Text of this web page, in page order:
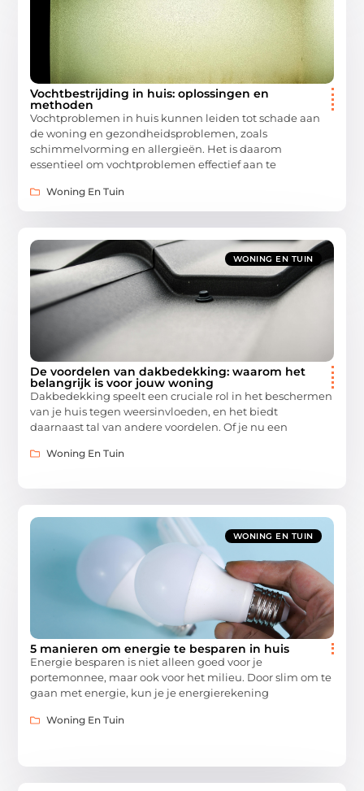
Vochtbestrijding in huis: oplossingen en
methoden
Vochtproblemen in huis kunnen leiden tot schade aan
de woning en gezondheidsproblemen, zoals
schimmelvorming en allergieën. Het is daarom
essentieel om vochtproblemen effectief aan te
Woning En Tuin
WONING EN TUIN
De voordelen van dakbedekking: waarom het
belangrijk is voor jouw woning
Dakbedekking speelt een cruciale rol in het beschermen
van je huis tegen weersinvloeden, en het biedt
daarnaast tal van andere voordelen. Of je nu een
Woning En Tuin
WONING EN TUIN
5 manieren om energie te besparen in huis
Energie besparen is niet alleen goed voor je
portemonnee, maar ook voor het milieu. Door slim om te
gaan met energie, kun je je energierekening
Woning En Tuin